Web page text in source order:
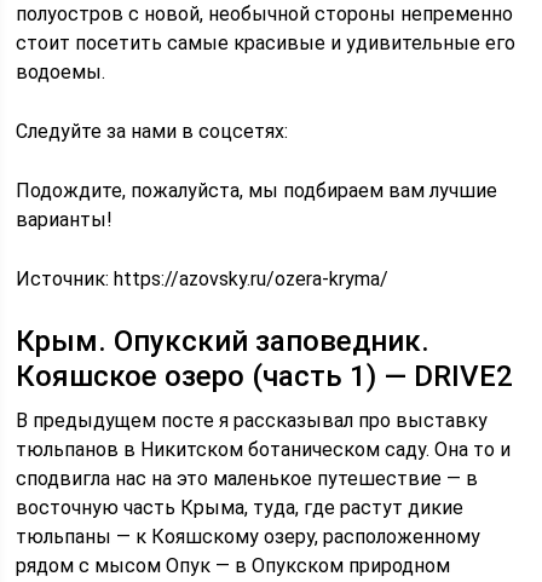
полуостров с новой, необычной стороны непременно
стоит посетить самые красивые и удивительные его
водоемы.
Следуйте за нами в соцсетях:
Подождите, пожалуйста, мы подбираем вам лучшие
варианты!
Источник:https://azovsky.ru/ozera-kryma/
Крым. Опукский заповедник.
Кояшское озеро (часть 1) — DRIVE2
В предыдущем посте я рассказывал про выставку
тюльпанов в Никитском ботаническом саду. Она то и
сподвигла нас на это маленькое путешествие — в
восточную часть Крыма, туда, где растут дикие
тюльпаны — к Кояшскому озеру, расположенному
рядом с мысом Опук — в Опукском природном